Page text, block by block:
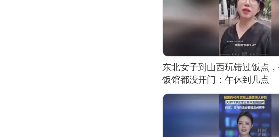
东北女子到山西玩错过饭点
饭馆都没开门：午休到几点